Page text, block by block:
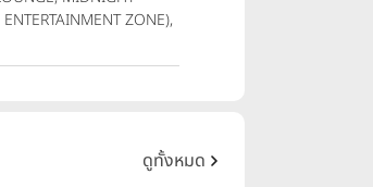
ZONE),
ดูทั้งหมด